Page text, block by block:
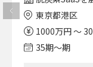
東京都港区
1000万円 ～
35期〜期